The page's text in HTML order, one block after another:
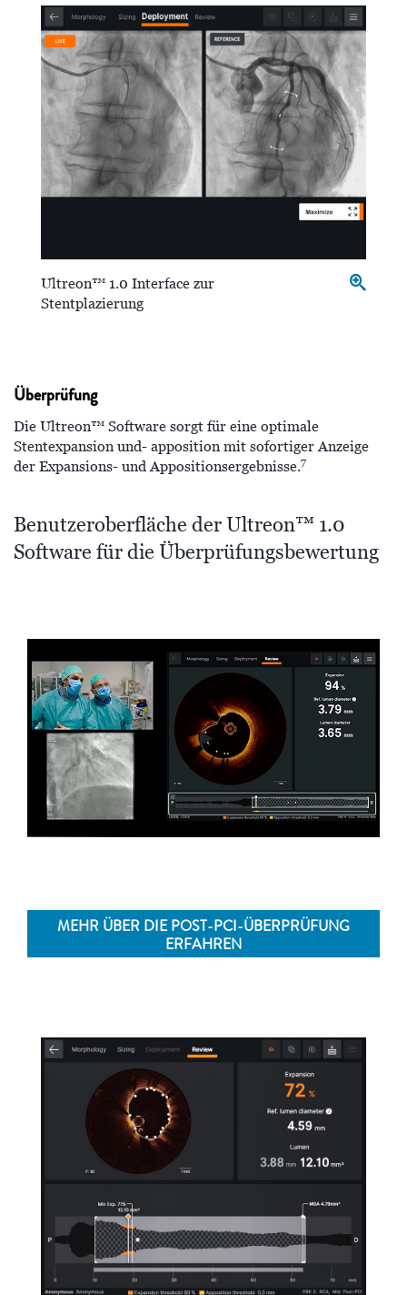
Ultreon™ 1.0 Interface zur
Stentplazierung
Überprüfung
Die Ultreon™ Software sorgt für eine optimale
Stentexpansion und- apposition mit sofortiger Anzeige
der Expansions- und Appositionsergebnisse.7
Benutzeroberfläche der Ultreon™ 1.0
Software für die Überprüfungsbewertung
►
MEHR ÜBER DIE POST-PCI-ÜBERPRÜFUNG
ERFAHREN